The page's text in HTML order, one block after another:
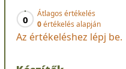
0
Átlagos értékelés
0értékelés alapján
Az értékeléshez lépj be.